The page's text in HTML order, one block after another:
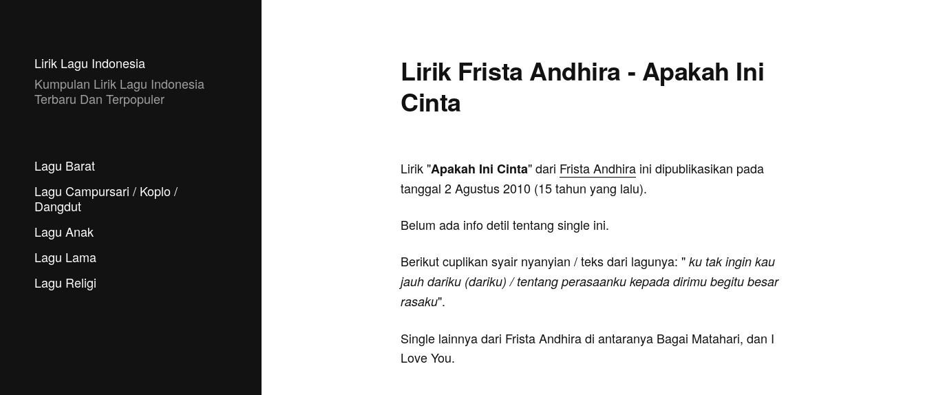
Lirik Lagu Indonesia
Kumpulan Lirik Lagu Indonesia
Terbaru Dan Terpopuler
Lagu Barat
Lagu Campursari / Koplo /
Dangdut
Lagu Anak
Lagu Lama
Lagu Religi
Lirik Frista Andhira - Apakah Ini
Cinta
Lirik "Apakah Ini Cinta" dari Frista Andhira ini dipublikasikan pada
tanggal 2 Agustus 2010 (15 tahun yang lalu).
Belum ada info detil tentang single ini.
Berikut cuplikan syair nyanyian / teks dari lagunya: " ku tak ingin kau
jauh dariku (dariku) / tentang perasaanku kepada dirimu begitu besar
rasaku".
Single lainnya dari Frista Andhira di antaranya Bagai Matahari, dan I
Love You.